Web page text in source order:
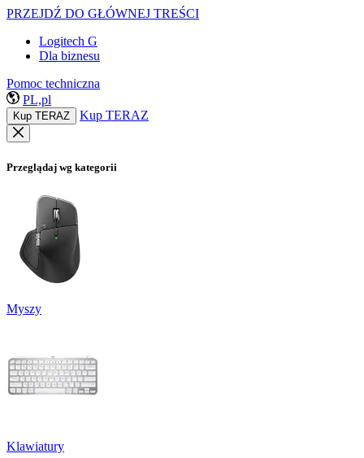
PRZEJDŹ DO GŁÓWNEJ TREŚCI
Logitech G
Dla biznesu
Pomoc techniczna
PL,pl
Kup TERAZ Kup TERAZ
Przeglądaj wg kategorii
Myszy
Klawiatury